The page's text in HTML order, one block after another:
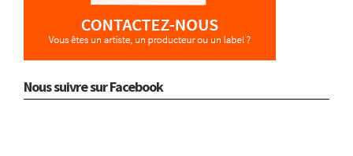
Nous suivre sur Facebook